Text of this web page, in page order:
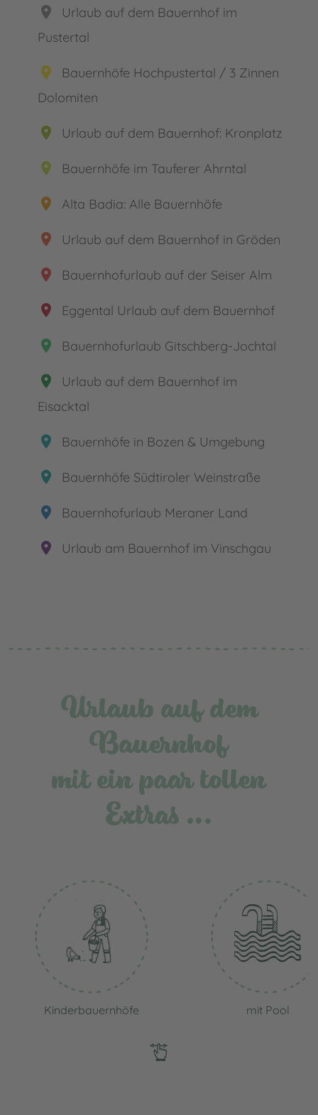
place
Urlaub auf dem Bauernhof im
Pustertal
place
Bauernhöfe Hochpustertal / 3 Zinnen
Dolomiten
place Urlaub auf dem Bauernhof: Kronplatz
place Bauernhöfe im Tauferer Ahrntal
place Alta Badia: Alle Bauernhöfe
place Urlaub auf dem Bauernhof in Gröden
place Bauernhofurlaub auf der Seiser Alm
place Eggental Urlaub auf dem Bauernhof
place Bauernhofurlaub Gitschberg-Jochtal
place
Urlaub auf dem Bauernhof im
Eisacktal
place Bauernhöfe in Bozen & Umgebung
place Bauernhöfe Südtiroler Weinstraße
place Bauernhofurlaub Meraner Land
place Urlaub am Bauernhof im Vinschgau
Urlaub auf dem
Bauernhof
mit ein paar tollen
Extras …
Kinderbauernhöfe mit Pool